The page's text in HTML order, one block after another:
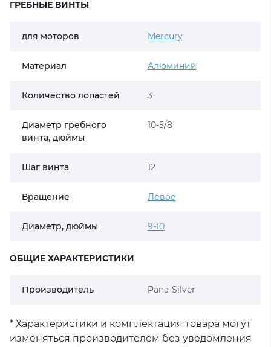
ГРЕБНЫЕ ВИНТЫ
для моторов Mercury
Материал Алюминий
Количество лопастей 3
Диаметр гребного
винта, дюймы
10-5/8
Шаг винта 12
Вращение Левое
Диаметр, дюймы 9-10
ОБЩИЕ ХАРАКТЕРИСТИКИ
Производитель Pana-Silver
* Характеристики и комплектация товара могут
изменяться производителем без уведомления